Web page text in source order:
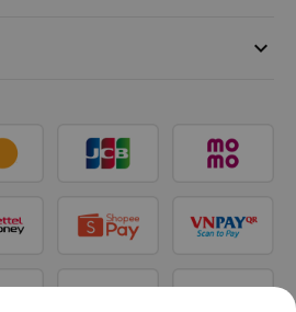
keyboard_arrow_down